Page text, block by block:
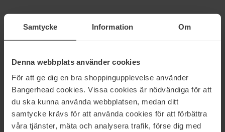
Samtycke Information Om
Denna webbplats använder cookies
För att ge dig en bra shoppingupplevelse använder
Bangerhead cookies. Vissa cookies är nödvändiga för att
du ska kunna använda webbplatsen, medan ditt
samtycke krävs för att använda cookies för att förbättra
våra tjänster, mäta och analysera trafik, förse dig med
Eau Micellaire Douceur
400 ml
52 € Niet op voorraad
Pure Premium Organic
Reusable Rounds, Refill
17 €
Lumene
Gentle Eye & Lip Makeup
Remover
100 ml
Lumene
Gentle Makeup Removing
Wipes
25 pcs